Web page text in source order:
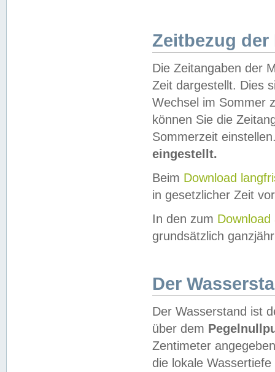
Zeitbezug der
Die Zeitangaben der
Zeit dargestellt. Dies
Wechsel im Sommer
können Sie die
Sommerzeit
eingestellt.
Beim Download
in gesetzlicher Zeit
In den zum Download
grundsätzlich
Der
Der Wasserstand ist
über dem
Zentimeter
die lokale